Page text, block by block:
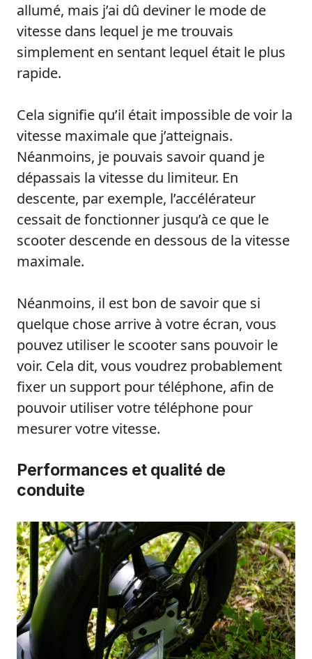
allumé, mais j’ai dû deviner le mode de
vitesse dans lequel je me trouvais
simplement en sentant lequel était le plus
rapide.
Cela signifie qu’il était impossible de voir la
vitesse maximale que j’atteignais.
Néanmoins, je pouvais savoir quand je
dépassais la vitesse du limiteur. En
descente, par exemple, l’accélérateur
cessait de fonctionner jusqu’à ce que le
scooter descende en dessous de la vitesse
maximale.
Néanmoins, il est bon de savoir que si
quelque chose arrive à votre écran, vous
pouvez utiliser le scooter sans pouvoir le
voir. Cela dit, vous voudrez probablement
fixer un support pour téléphone, afin de
pouvoir utiliser votre téléphone pour
mesurer votre vitesse.
Performances et qualité de
conduite